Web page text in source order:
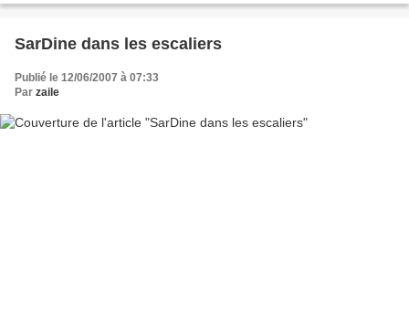
SarDine dans les escaliers
Publié le 12/06/2007 à 07:33
Par zaile